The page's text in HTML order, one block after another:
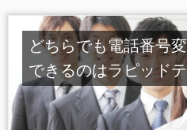
どちらでも電話番号
できるのはラピッド